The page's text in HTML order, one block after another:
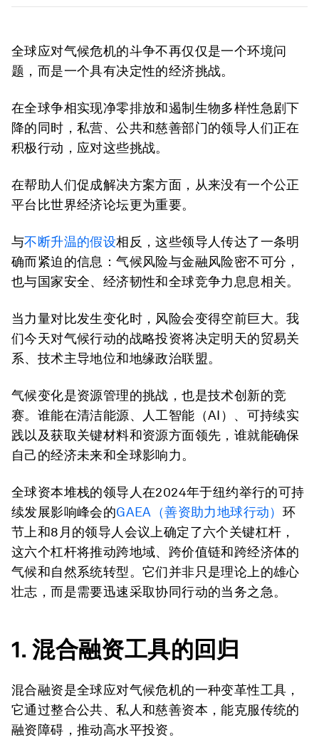
全球应对气候危机的斗争不再仅仅是一个环境问
题，而是一个具有决定性的经济挑战。
在全球争相实现净零排放和遏制生物多样性急剧下
降的同时，私营、公共和慈善部门的领导人们正在
积极行动，应对这些挑战。
在帮助人们促成解决方案方面，从来没有一个公正
平台比世界经济论坛更为重要。
与不断升温的假设相反，这些领导人传达了一条明
确而紧迫的信息：气候风险与金融风险密不可分，
也与国家安全、经济韧性和全球竞争力息息相关。
当力量对比发生变化时，风险会变得空前巨大。我
们今天对气候行动的战略投资将决定明天的贸易关
系、技术主导地位和地缘政治联盟。
气候变化是资源管理的挑战，也是技术创新的竞
赛。谁能在清洁能源、人工智能（AI）、可持续实
践以及获取关键材料和资源方面领先，谁就能确保
自己的经济未来和全球影响力。
全球资本堆栈的领导人在2024年于纽约举行的可持
续发展影响峰会的GAEA（善资助力地球行动） 环
节上和8月的领导人会议上确定了六个关键杠杆，
这六个杠杆将推动跨地域、跨价值链和跨经济体的
气候和自然系统转型。它们并非只是理论上的雄心
壮志，而是需要迅速采取协同行动的当务之急。
1. 混合融资工具的回归
混合融资是全球应对气候危机的一种变革性工具，
它通过整合公共、私人和慈善资本，能克服传统的
融资障碍，推动高水平投资。